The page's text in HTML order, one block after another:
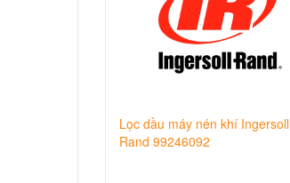
Lọc dầu máy nén khí Ingersoll
Rand 99246092